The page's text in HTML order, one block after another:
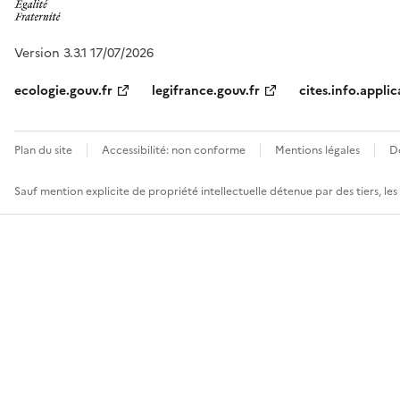
Version 3.3.1 17/07/2026
ecologie.gouv.fr
legifrance.gouv.fr
Plan du site Accessibilité: non conforme Mentions légales
Sauf mention explicite de propriété intellectuelle détenue par des tiers,